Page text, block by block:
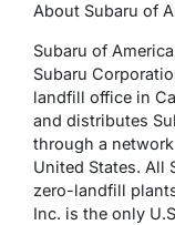
About Subaru of
Subaru of
Subaru
landfill office in
and distributes
through a
United States. All
zero-landfill
Inc. is the only